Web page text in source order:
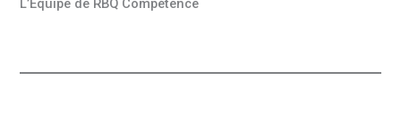
L’Équipe de RBQ Compétence